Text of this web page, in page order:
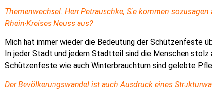
Themenwechsel: Herr Petrauschke, Sie kommen
Rhein-Kreises Neuss aus?
Mich hat immer wieder die Bedeutung der Schützenfeste
In jeder Stadt und jedem Stadtteil sind die Menschen stolz
Schützenfeste wie auch Winterbrauchtum sind gelebte
Der Bevölkerungswandel ist auch Ausdruck eines